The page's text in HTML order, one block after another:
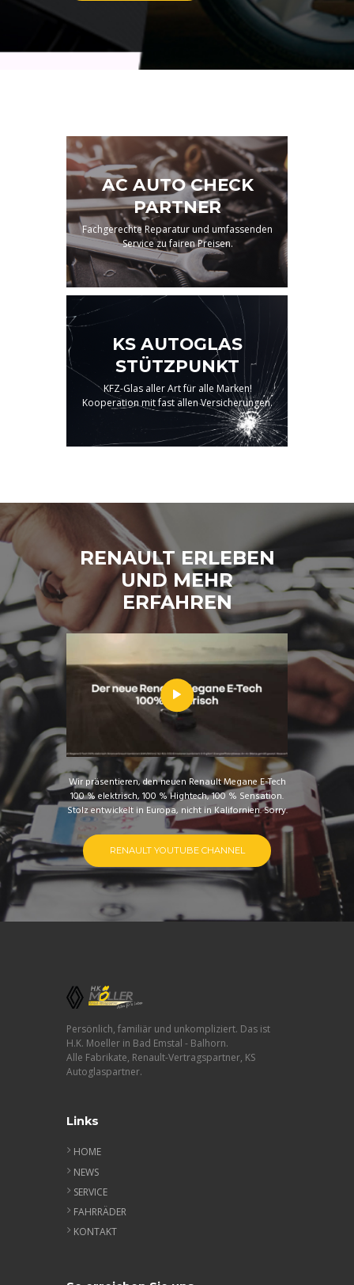
AC AUTO CHECK
PARTNER
Fachgerechte Reparatur und umfassenden
Service zu fairen Preisen.
KS AUTOGLAS
STÜTZPUNKT
KFZ-Glas aller Art für alle Marken!
Kooperation mit fast allen Versicherungen.
RENAULT ERLEBEN
UND MEHR
ERFAHREN
Wir präsentieren, den neuen Renault Megane E-Tech
100 % elektrisch, 100 % Hightech, 100 % Sensation.
Stolz entwickelt in Europa, nicht in Kalifornien. Sorry.
RENAULT YOUTUBE CHANNEL
Persönlich, familiär und unkompliziert. Das ist
H.K. Moeller in Bad Emstal - Balhorn.
Alle Fabrikate, Renault-Vertragspartner, KS
Autoglaspartner.
Links
HOME
NEWS
SERVICE
FAHRRÄDER
KONTAKT